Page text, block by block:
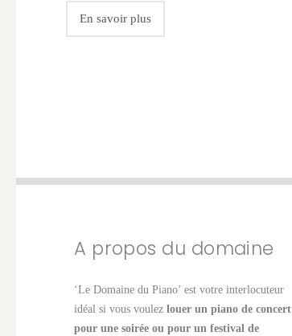
En savoir plus
A propos du domaine
‘Le Domaine du Piano’ est votre interlocuteur
idéal si vous voulez louer un piano de concert
pour une soirée ou pour un festival de